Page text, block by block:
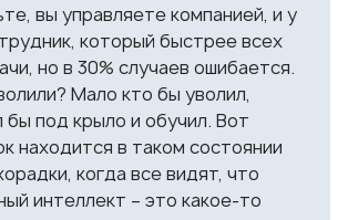
вы управляете компанией, и у
который быстрее всех
но в 30% случаев ошибается.
Мало кто бы уволил,
бы под крыло и обучил. Вот
находится в таком состоянии
когда все видят, что
интеллект – это какое-то